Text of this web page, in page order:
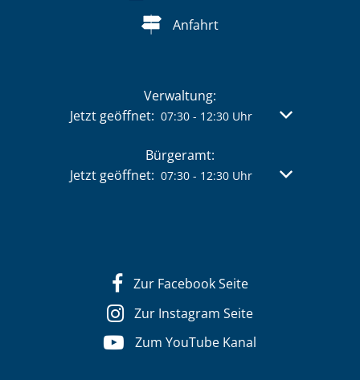
Anfahrt
Verwaltung:
Klicken, um weitere Öffnungs- oder
Jetzt geöffnet: 07:30- 12:30Uhr Von 07:30
Bürgeramt:
Klicken, um weitere Öffnungs- oder
Jetzt geöffnet: 07:30- 12:30Uhr Von 07:30
Zur Facebook Seite
Zur Instagram Seite
Zum YouTube Kanal